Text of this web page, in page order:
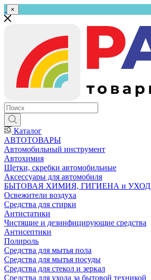
×
Каталог
АВТОТОВАРЫ
Автомобильный инструмент
Автохимия
Щетки, скребки автомобильные
Аксессуары для автомобиля
БЫТОВАЯ ХИМИЯ, ГИГИЕНА и УХОД
Освежители воздуха
Средства для стирки
Антистатики
Чистящие и дезинфицирующие средства
Антисептики
Полироль
Средства для мытья пола
Средства для мытья посуды
Средства для стекол и зеркал
Средства для ухода за бытовой техникой